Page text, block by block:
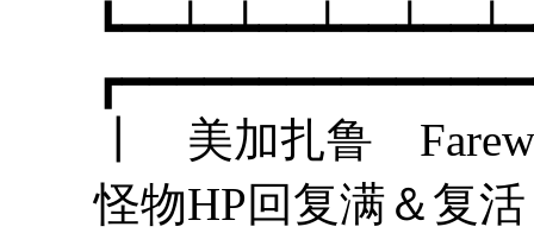
┃ 美加扎鲁
怪物HP回复满＆复